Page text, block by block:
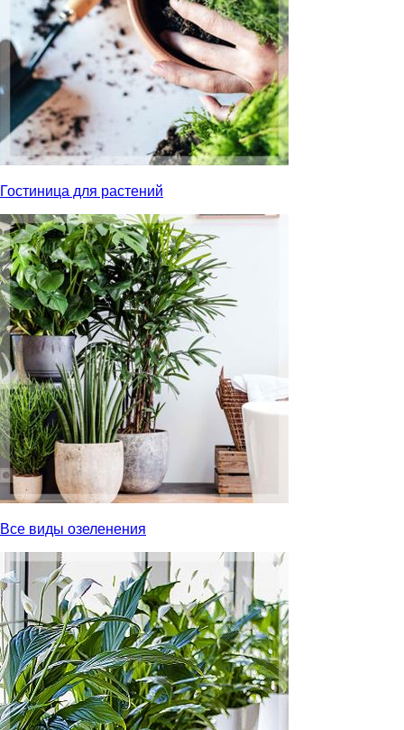
Гостиница для растений
Все виды озеленения